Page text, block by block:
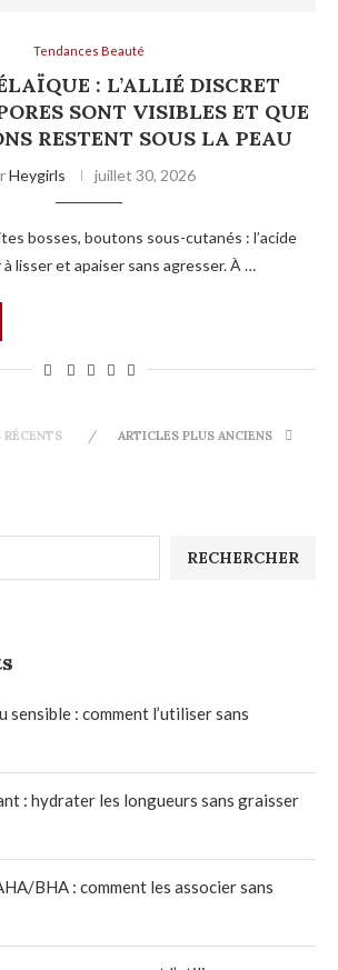
Tendances Beauté
: L’ALLIÉ DISCRET
SONT VISIBLES ET QUE
RESTENT SOUS LA PEAU
Heygirls juillet 30, 2026
bosses, boutons sous-cutanés : l’acide
lisser et apaiser sans agresser. À …
ARTICLES PLUS ANCIENS
RECHERCHER
sensible : comment l’utiliser sans
: hydrater les longueurs sans graisser
BHA : comment les associer sans